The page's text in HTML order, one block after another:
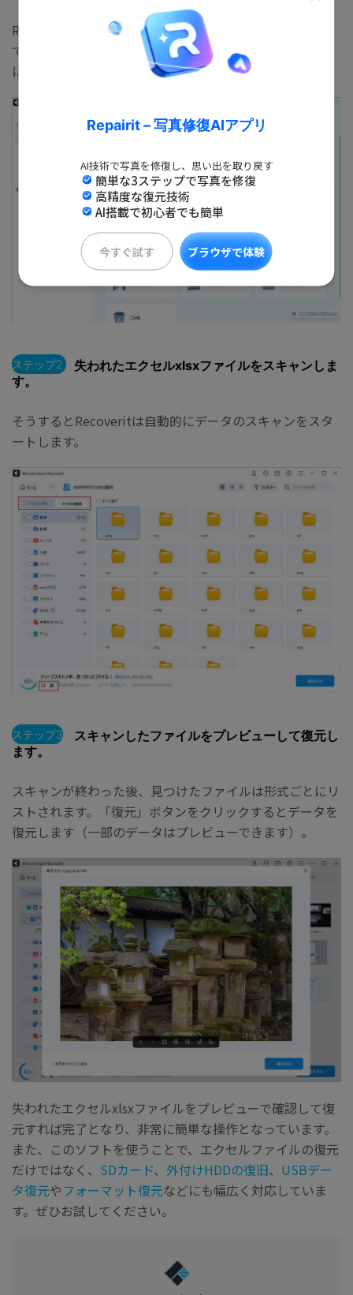
Repairit – 写真修復AIアプリ
AI技術で写真を修復し、思い出を取り戻す
簡単な3ステップで写真を修復
高精度な復元技術
AI搭載で初心者でも簡単
今すぐ試す ブラウザで体験
Recoveritを起動します。起動できた後、下記の製品画面
で、
失われたエクセルxlsxの元保存場所を選択して、右下
にある「開始」をクリックします。
ステップ2
失われたエクセルxlsxファイルをスキャンしま
す。
そうするとRecoveritは自動的にデータのスキャンをスタ
ートします。
ステップ3
スキャンしたファイルをプレビューして復元し
ます。
スキャンが終わった後、見つけたファイルは形式ごとにリ
ストされます。「復元」ボタンをクリックするとデータを
復元します（一部のデータはプレビューできます）。
失われたエクセルxlsxファイルをプレビューで確認して復
元すれば完了となり、非常に簡単な操作となっています。
また、このソフトを使うことで、エクセルファイルの復元
だけではなく 、 SDカード、 外付けHDDの復旧、 USBデー
タ復元やフォーマット復元などにも幅広く対応していま
す。ぜひお試してください。